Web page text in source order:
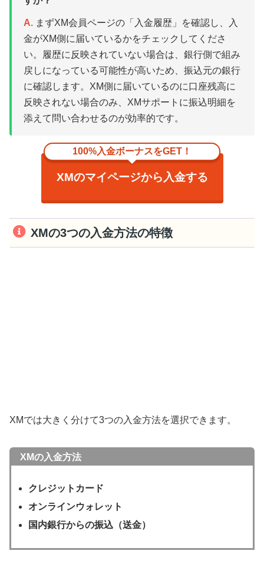
A. まずXM会員ページの「入金履歴」を確認し、入
金がXM側に届いているかをチェックしてくださ
い。履歴に反映されていない場合は、銀行側で組み
戻しになっている可能性が高いため、振込元の銀行
に確認します。XM側に届いているのに口座残高に
反映されない場合のみ、XMサポートに振込明細を
添えて問い合わせるのが効率的です。
100%入金ボーナスをGET！
XMのマイページから入金する
XMの3つの入金方法の特徴
XMでは大きく分けて3つの入金方法を選択できます。
XMの入金方法
クレジットカード
オンラインウォレット
国内銀行からの振込（送金）